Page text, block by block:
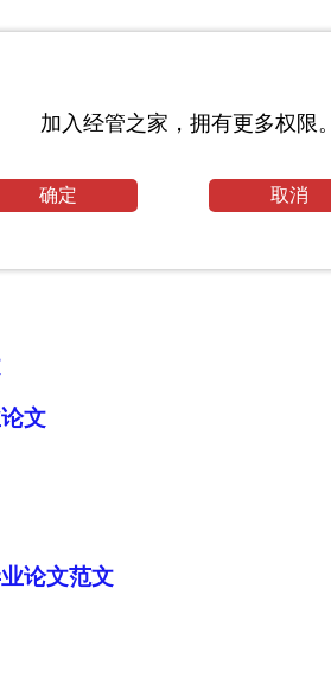
文
论文范文
加入经管之家，拥有更多权限。
确定 取消